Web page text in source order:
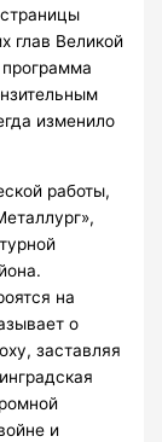
глав Великой
изменило
работы,
на
о
заставляя
и